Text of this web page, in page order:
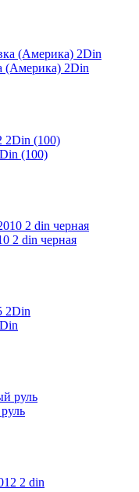
(Америка) 2Din
(100)
2 din черная